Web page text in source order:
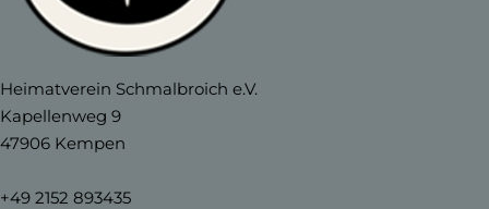
Heimatverein Schmalbroich e.V.
Kapellenweg 9
47906 Kempen
+49 2152 893435